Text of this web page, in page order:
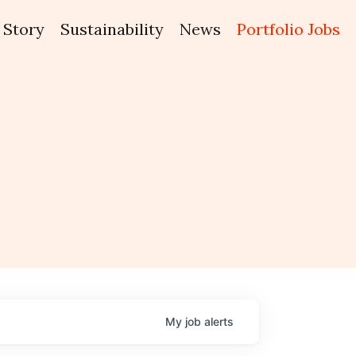
Story Sustainability News Portfolio Jobs
My job alerts